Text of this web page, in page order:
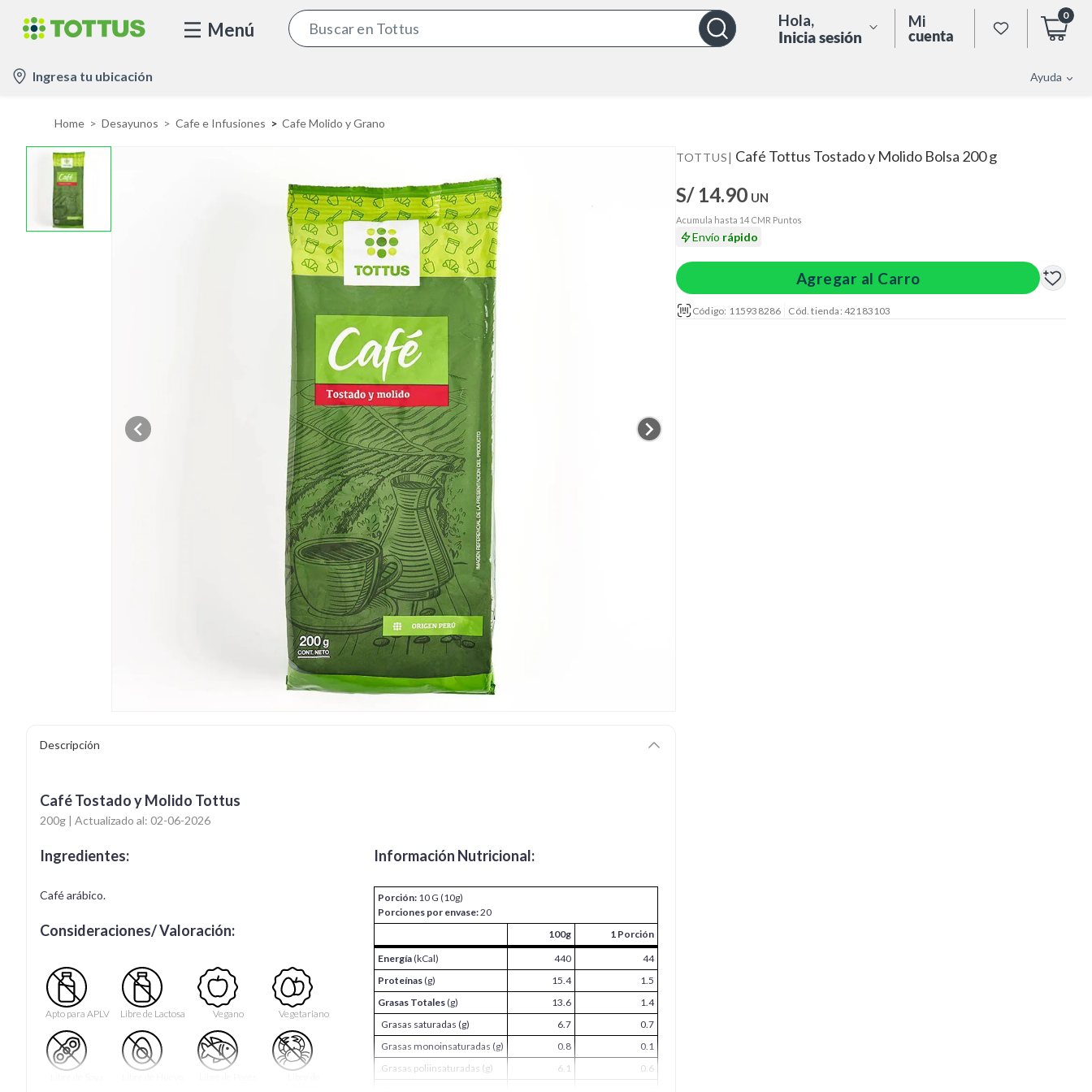
Menú Hola,
Inicia sesión
Mi
cuenta
0
Ingresa tu ubicación Ayuda
Home Desayunos Cafe e Infusiones Cafe Molido y Grano
Descripción
Café Tostado y Molido Tottus
200g | Actualizado al: 02-06-2026
Ingredientes:
Café arábico.
Consideraciones/ Valoración:
Apto para APLV Libre de Lactosa Vegano Vegetariano
Información Nutricional:
Porción: 10 G (10g)
Porciones por envase:20
100g
1 Porción
Energía(kCal) 440
44
Proteínas(g) 15.4
1.5
Grasas Totales(g) 13.6
1.4
Grasas saturadas (g)
6.7
0.7
Grasas monoinsaturadas (g)
0.8
0.1
Grasas poliinsaturadas (g)
6.1
0.6
TOTTUS| Café Tottus Tostado y Molido Bolsa 200 g
S/ 14.90 UN
Acumula hasta 14 CMR Puntos
Envío rápido
Agregar al Carro
Código: 115938286 Cód. tienda: 42183103